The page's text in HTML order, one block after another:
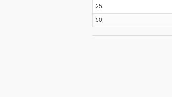
25
50